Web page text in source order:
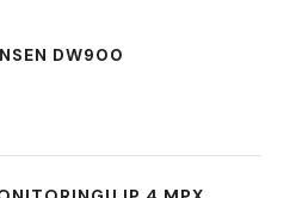
DW900